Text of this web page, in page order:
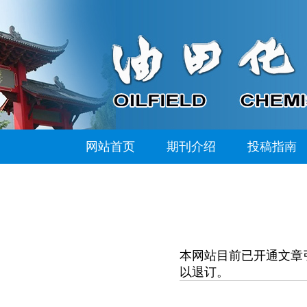
网站首页 期刊介绍 投稿指南
本网站目前已开通文
以退订。